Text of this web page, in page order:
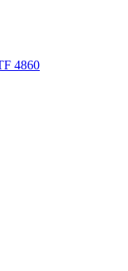
4860